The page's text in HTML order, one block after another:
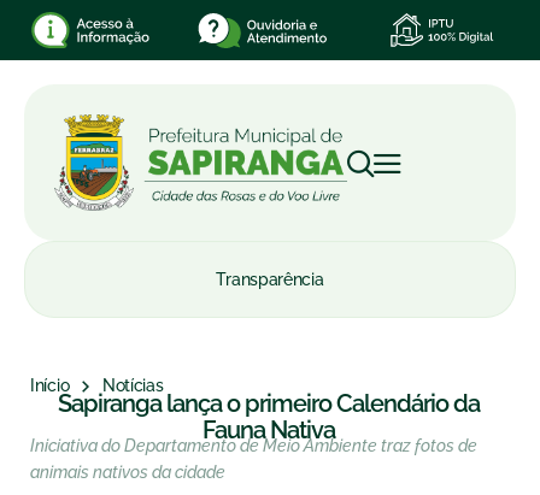
Transparência
Início Notícias
Sapiranga lança o primeiro Calendário da
Fauna Nativa
Iniciativa do Departamento de Meio Ambiente traz fotos de
animais nativos da cidade